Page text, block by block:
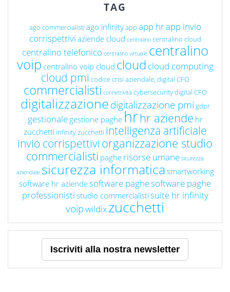
TAG
ago commercialisti ago infinityapp app hrapp invio
corrispettivi aziende cloud centralino centralino cloud
centralino telefonico centralino virtuale centralino
voip centralino voip cloud cloud cloud computing
cloud pmi codice crisi aziendale; digital CFO
commercialisti connettività cybersecuritydigital CFO
digitalizzazionedigitalizzazione pmi gdpr
gestionale gestione paghe hrhr aziende hr
zucchetti infinity zucchetti intelligenza artificiale
invio corrispettivi organizzazione studio
commercialisti paghe risorse umane sicurezza
aziendale sicurezza informatica smartworking
software hr aziendesoftware paghesoftware paghe
professionisti studio commercialisti suite hr infinity
voipwildixzucchetti
Iscriviti alla nostra newsletter